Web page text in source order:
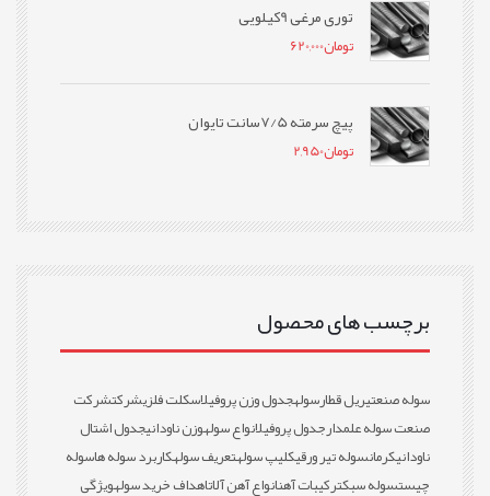
توری مرغی 9کیلویی
تومان620,000
پیچ سرمته 7/5سانت تایوان
تومان2,950
برچسب های محصول
سوله صنعتیریل قطارسولهجدول وزن پروفیلاسکلت فلزیشرکتشرکت
صنعت سوله علمدارجدول پروفیلانواع سولهوزن ناودانیجدول اشتال
ناودانیکرمانسوله تیر ورقیکلیپ سولهتعریف سولهکاربرد سوله هاسوله
چیستسوله سبکترکیبات آهنانواع آهن آلاتاهداف خرید سولهویژگی